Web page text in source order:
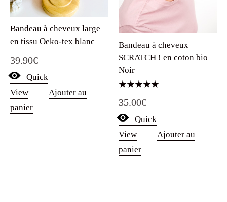
Bandeau à cheveux large
en tissu Oeko-tex blanc
39.90€
Quick
View
Ajouter au
panier
Bandeau à cheveux
SCRATCH ! en coton bio
Noir
5.00
sur 5
35.00€
Quick
View
Ajouter au
panier